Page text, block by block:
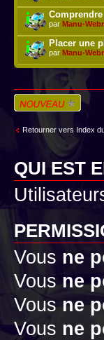
par Manu-
Placer une
par Manu-
Écrire un nouveau
sujet
Retourner vers Index
QUI EST
Vous ne
Vousne
Vousne
Vous ne